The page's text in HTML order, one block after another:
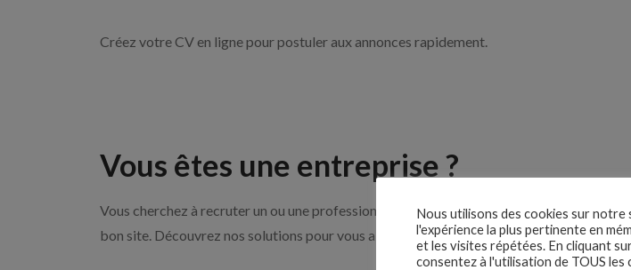
Créez votre CV en ligne pour postuler aux annonces rapidement.
Vous êtes une entreprise ?
Vous cherchez à recruter un ou une professionnelle du sport par exemple un coach
bon site. Découvrez nos solutions pour vous aider à recruter en cliquant sur le bouton
Nous utilisons des cookies sur
l'expérience la plus pertinente en
et les visites répétées. En cliquant
consentez à l'utilisation de TOUS les